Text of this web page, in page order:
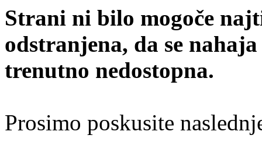
Strani ni bilo mogoče
odstranjena, da se
trenutno nedostopna.
Prosimo poskusite